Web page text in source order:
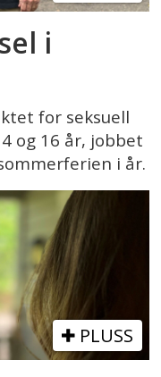
i
for seksuell
og 16 år, jobbet
i år.
PLUSS